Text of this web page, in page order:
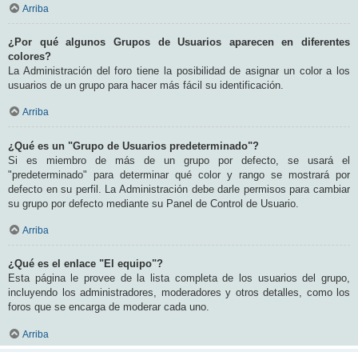
Arriba
¿Por qué algunos Grupos de Usuarios aparecen en diferentes
colores?
La Administración del foro tiene la posibilidad de asignar un color a los
usuarios de un grupo para hacer más fácil su identificación.
Arriba
¿Qué es un "Grupo de Usuarios predeterminado"?
Si es miembro de más de un grupo por defecto, se usará el
"predeterminado" para determinar qué color y rango se mostrará por
defecto en su perfil. La Administración debe darle permisos para cambiar
su grupo por defecto mediante su Panel de Control de Usuario.
Arriba
¿Qué es el enlace "El equipo"?
Esta página le provee de la lista completa de los usuarios del grupo,
incluyendo los administradores, moderadores y otros detalles, como los
foros que se encarga de moderar cada uno.
Arriba